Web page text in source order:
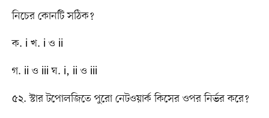
নিচের কোনটি সঠিক?
ক. i খ. i ও ii
গ. ii ও iii ঘ. i, ii ও iii
৫২. স্টার টপোলজিতে পুরো নেটওয়ার্ক কিসের ওপর নির্ভর করে?